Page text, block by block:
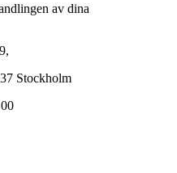
av dina
Stockholm